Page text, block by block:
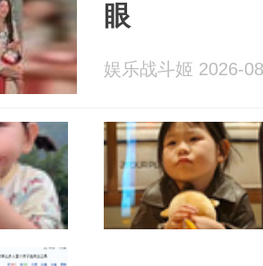
眼
娱乐战斗姬 2026-